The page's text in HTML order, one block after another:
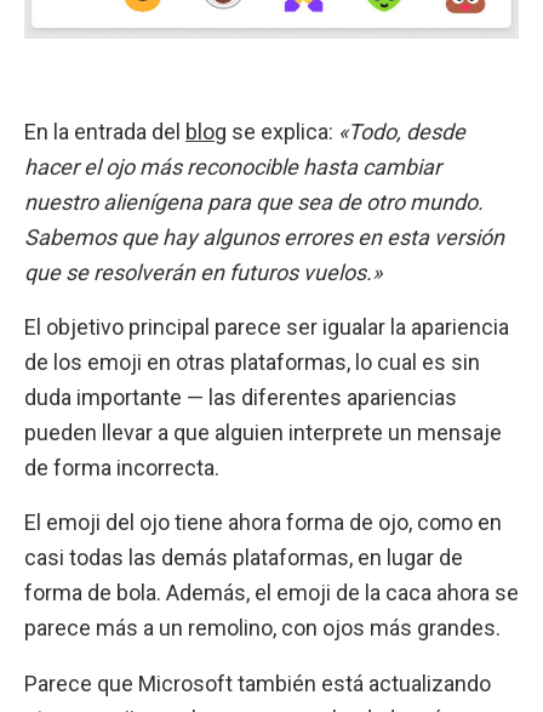
En la entrada del blog se explica: «Todo, desde
hacer el ojo más reconocible hasta cambiar
nuestro alienígena para que sea de otro mundo.
Sabemos que hay algunos errores en esta versión
que se resolverán en futuros vuelos.»
El objetivo principal parece ser igualar la apariencia
de los emoji en otras plataformas, lo cual es sin
duda importante — las diferentes apariencias
pueden llevar a que alguien interprete un mensaje
de forma incorrecta.
El emoji del ojo tiene ahora forma de ojo, como en
casi todas las demás plataformas, en lugar de
forma de bola. Además, el emoji de la caca ahora se
parece más a un remolino, con ojos más grandes.
Parece que Microsoft también está actualizando